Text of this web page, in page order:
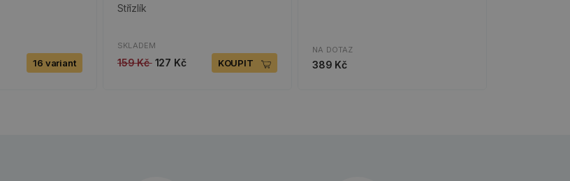
16 variant
Střízlík
SKLADEM
159 Kč 127 Kč KOUPIT
NA DOTAZ
389 Kč